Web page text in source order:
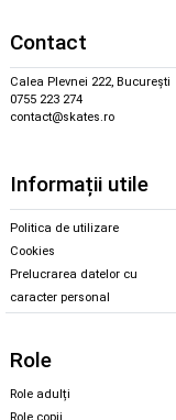
Contact
Calea Plevnei 222, București
0755 223 274
contact@skates.ro
Informații utile
Politica de utilizare
Cookies
Prelucrarea datelor cu
caracter personal
Role
Role adulți